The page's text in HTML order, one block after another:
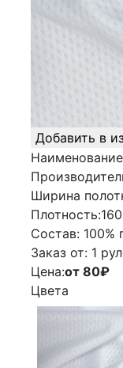
Добавить в
Ширина
Плотность:
Состав: 100%
Заказ от: 1
Цена:от 80₽
Цвета